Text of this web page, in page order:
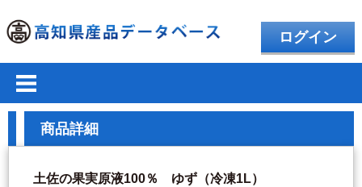
ログイン
商品詳細
土佐の果実原液100％ ゆず（冷凍1L）